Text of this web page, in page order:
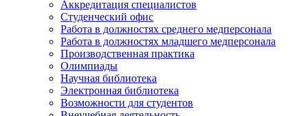
Аккредитация специалистов
Студенческий офис
Работа в должностях среднего медперсонала
Работа в должностях младшего медперсонала
Производственная практика
Олимпиады
Научная библиотека
Электронная библиотека
Возможности для студентов